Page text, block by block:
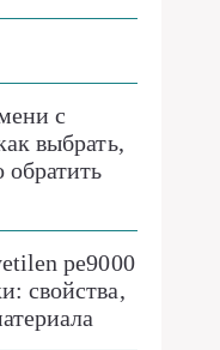
с
выбрать,
обратить
pe9000
свойства,